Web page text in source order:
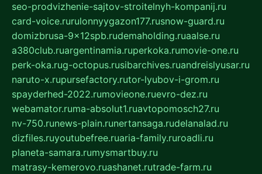
seo-prodvizhenie-sajtov-stroitelnyh-kompanij.ru
card-voice.rurulonnyygazon177.rusnow-guard.ru
domizbrusa-9x12spb.rudemaholding.ruaalse.ru
a380club.ruargentinamia.ruperkoka.rumovie-one.ru
perk-oka.rug-octopus.rusibarchives.ruandreislyusar.ru
naruto-x.rupursefactory.rutor-lyubov-i-grom.ru
spayderhed-2022.rumovieone.ruevro-dez.ru
webamator.ruma-absolut1.ruavtopomosch27.ru
nv-750.runews-plain.runertansaga.rudelanalad.ru
dizfiles.ruyoutubefree.ruaria-family.ruroadli.ru
planeta-samara.rumysmartbuy.ru
matrasy-kemerovo.ruashanet.rutrade-farm.ru